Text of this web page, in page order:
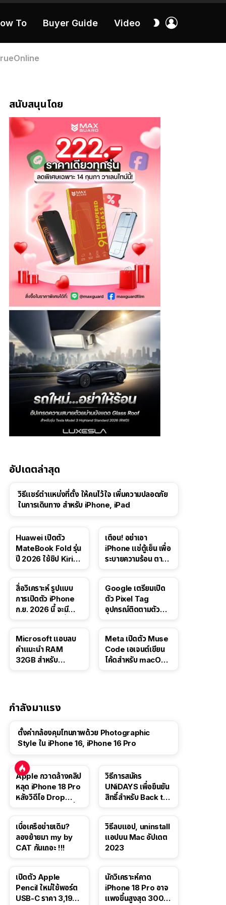
To Buyer Guide Video
สลับ
สนับสนุนโดย
อัปเดตล่าสุด
วิธีแชร์ตำแหน่งที่ตั้ง ให้คนไว้ใจ เพิ่มความปลอดภัย
ในการเดินทาง สำหรับ iPhone, iPad
Huawei เปิดตัว
MateBook Fold รุ่น
ปี 2026 ใช้ชิป Kirin
เตือน! อย่าเอา
iPhone แช่ตู้เย็น เพื่อ
ระบายความร้อน ตาม
สื่อวิเคราะห์ รูปแบบ
การเปิดตัว iPhone
ก.ย. 2026 นี้ จะมี
Google เตรียมเปิด
ตัว Pixel Tag
อุปกรณ์ติดตามตัว
Microsoft แอบลบ
คำแนะนำ RAM
32GB สำหรับ
Meta เปิดตัว Muse
Code เอเจนต์เขียน
โค้ดสำหรับ macOS
กำลังมาแรง
ตั้งค่ากล้องคุมโทนภาพด้วย Photographic
Style ใน iPhone 16, iPhone 16 Pro
Apple กวาดล้างคลิป
หลุด iPhone 18 Pro
หลังวิดีโอ Drop
วิธีการสมัคร
UNiDAYS เพื่อยืนยัน
สิทธิ์สำหรับ Back to
เบื่อเครือข่ายเดิม?
ลองย้ายมา my by
CAT กันเถอะ !!!
วิธีลบแอป, uninstall
แอปบน Mac อัปเดต
2023
เปิดตัว Apple
Pencil ใหม่ใช้พอร์ต
USB-C ราคา 3,190
นักวิเคราะห์คาด
iPhone 18 Pro อาจ
แพงขึ้นสูงสุด 300